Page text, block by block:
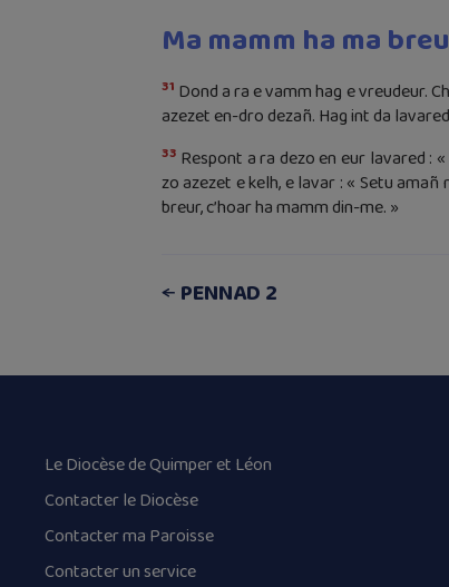
Ma mamm ha ma
31 Dond a ra e vamm hag e vreudeur.
azezet en-dro dezañ. Hag int da
33 Respont a ra dezo en eur lavared :
zo azezet e kelh, e lavar : « Setu
breur, c’hoar ha mamm din-me. »
PENNAD 2
Le Diocèse de Quimper et Léon
Contacter le Diocèse
Contacter ma Paroisse
Contacter un service